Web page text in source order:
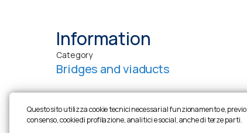
Information
Category
Bridges and viaducts
Questo sito utilizza cookie tecnici necessari al funzionamento e, previo
consenso, cookie di profilazione, analitici e social, anche di terze parti.